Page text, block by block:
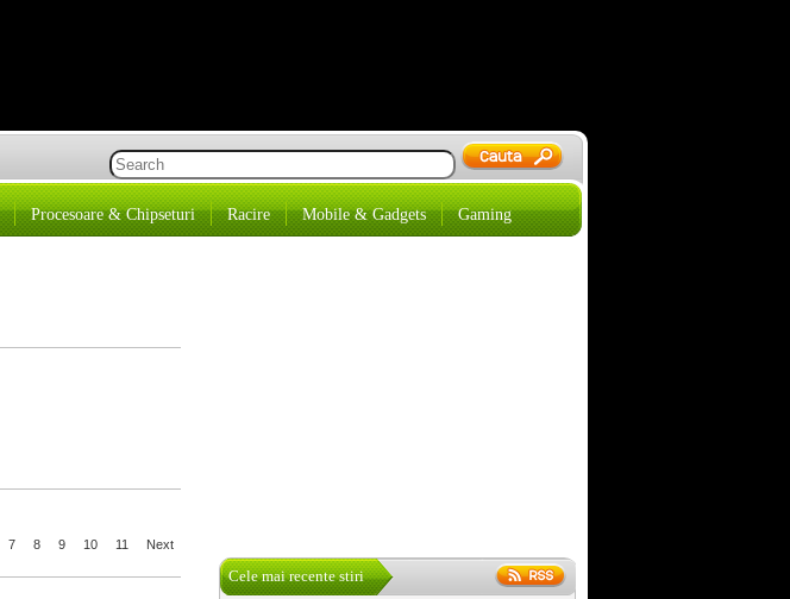
Procesoare & Chipseturi Racire Mobile & Gadgets Gaming
7 8 9 10 11 Next
Cele mai recente stiri